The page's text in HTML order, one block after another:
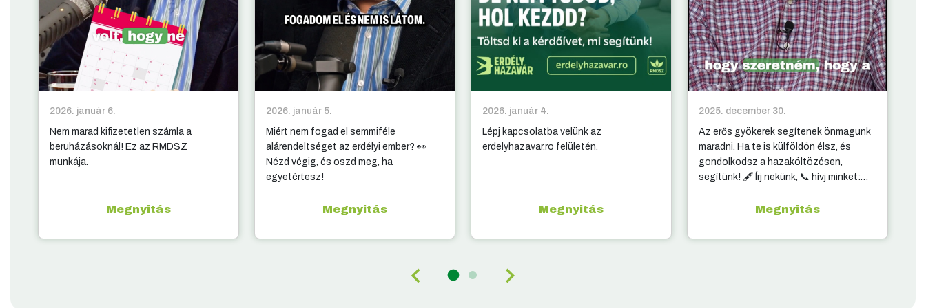
2026. január 6.
Nem marad kifizetetlen számla a
beruházásoknál! Ez az RMDSZ
munkája.
Megnyitás
2026. január 5.
Miért nem fogad el semmiféle
alárendeltséget az erdélyi ember? 👀
Nézd végig, és oszd meg, ha
egyetértesz!
Megnyitás
2026. január 4.
Lépj kapcsolatba velünk az
erdelyhazavar.ro felületén.
Megnyitás
2025. december 30.
Az erős gyökerek segítenek önmagunk
maradni. Ha te is külföldön élsz, és
gondolkodsz a hazaköltözésen,
segítünk! 🖋️ Írj nekünk, 📞 hívj minket:
Megnyitás